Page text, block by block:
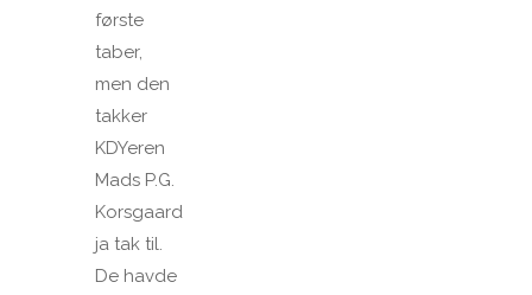
første
taber,
men den
takker
KDYeren
Mads P.G.
Korsgaard
ja tak til.
De havde